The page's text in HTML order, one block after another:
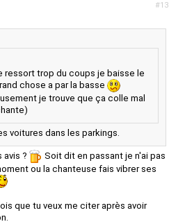
#13
ressort trop du coups je baisse le
chose a par la basse
je trouve que ça colle mal
voitures dans les parkings.
avis ?
Soit dit en passant je n'ai pas
ou la chanteuse fais vibrer ses
que tu veux me citer après avoir